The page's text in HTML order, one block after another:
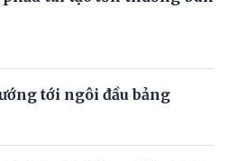
tới ngôi đầu bảng